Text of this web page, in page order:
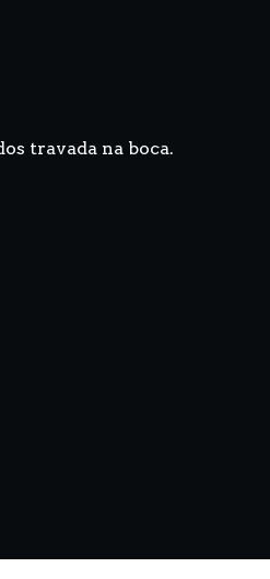
travada na boca.